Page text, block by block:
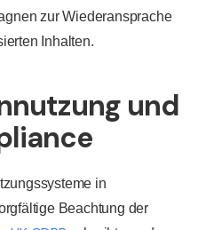
zur Wiederansprache
Inhalten.
und
in
Beachtung der